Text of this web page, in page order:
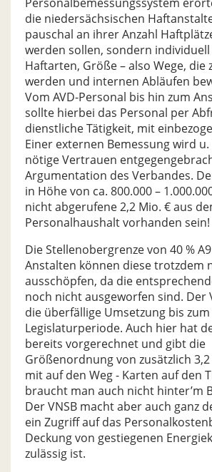
die niedersächsischen
pauschal an ihrer Anzahl
werden sollen, sondern
Haftarten, Größe – also Wege, die
werden und internen Abläufen
Vom AVD-Personal bis hin zum
sollte hierbei das Personal per
dienstliche Tätigkeit, mit
Einer externen Bemessung wird u.
nötige Vertrauen
Argumentation des Verbandes.
in Höhe von ca. 800.000 –
nicht abgerufene 2,2 Mio. € aus
Personalhaushalt vorhanden sein!
Die Stellenobergrenze von 40 %
Anstalten können diese trotzdem
ausschöpfen, da die
noch nicht ausgeworfen sind. Der
die überfällige Umsetzung bis
Legislaturperiode. Auch hier hat
bereits vorgerechnet und gibt die
Größenordnung von zusätzlich
mit auf den Weg - Karten auf den
braucht man auch nicht hinter’m
Der VNSB macht aber auch ganz
ein Zugriff auf das
Deckung von gestiegenen
zulässig ist.